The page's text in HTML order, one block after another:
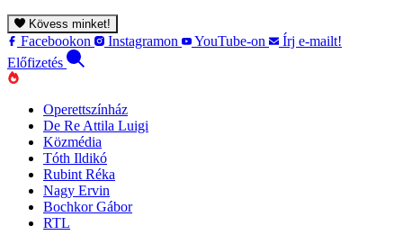
Kövess minket!
Facebookon Instagramon YouTube-on
Írj e-mailt!
Előfizetés
Operettszínház
De Re Attila Luigi
Közmédia
Tóth Ildikó
Rubint Réka
Nagy Ervin
Bochkor Gábor
RTL